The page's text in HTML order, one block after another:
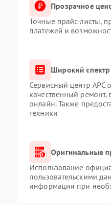
Прозрачное
Точные прайс-листы,
платежей и
Широкий спектр
Сервисный центр APC
качественный ремонт,
онлайн. Также
техники
Оригинальные
Использование
пользовательскими
информации при